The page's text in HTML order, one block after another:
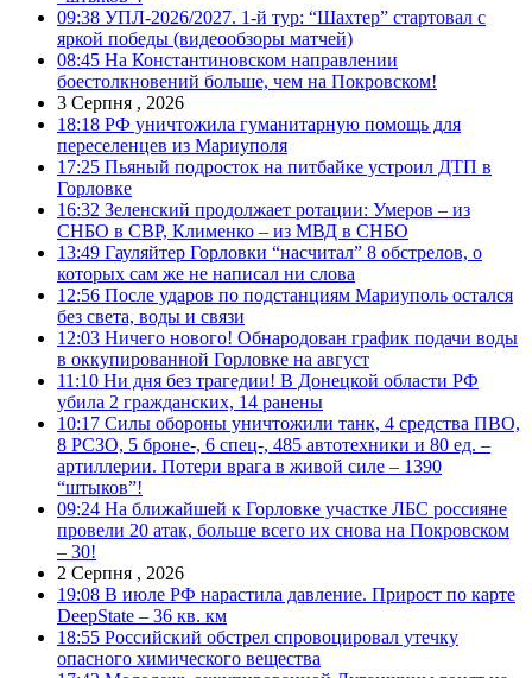
09:38 УПЛ-2026/2027. 1-й тур: “Шахтер” стартовал с
яркой победы (видеообзоры матчей)
08:45 На Константиновском направлении
боестолкновений больше, чем на Покровском!
3 Серпня , 2026
18:18 РФ уничтожила гуманитарную помощь для
переселенцев из Мариуполя
17:25 Пьяный подросток на питбайке устроил ДТП в
Горловке
16:32 Зеленский продолжает ротации: Умеров – из
СНБО в СВР, Клименко – из МВД в СНБО
13:49 Гауляйтер Горловки “насчитал” 8 обстрелов, о
которых сам же не написал ни слова
12:56 После ударов по подстанциям Мариуполь остался
без света, воды и связи
12:03 Ничего нового! Обнародован график подачи воды
в оккупированной Горловке на август
11:10 Ни дня без трагедии! В Донецкой области РФ
убила 2 гражданских, 14 ранены
10:17 Силы обороны уничтожили танк, 4 средства ПВО,
8 РСЗО, 5 броне-, 6 спец-, 485 автотехники и 80 ед. –
артиллерии. Потери врага в живой силе – 1390
“штыков”!
09:24 На ближайшей к Горловке участке ЛБС россияне
провели 20 атак, больше всего их снова на Покровском
– 30!
2 Серпня , 2026
19:08 В июле РФ нарастила давление. Прирост по карте
DeepState – 36 кв. км
18:55 Российский обстрел спровоцировал утечку
опасного химического вещества